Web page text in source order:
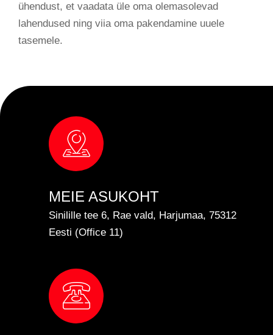
ühendust, et vaadata üle oma olemasolevad
lahendused ning viia oma pakendamine uuele
tasemele.
MEIE ASUKOHT
Sinilille tee 6, Rae vald, Harjumaa, 75312
Eesti (Office 11)